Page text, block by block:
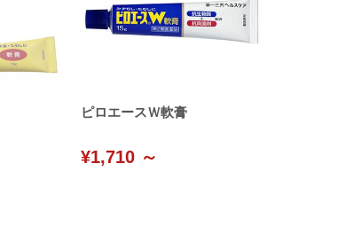
ピロエースＷ軟膏
¥1,710 ～